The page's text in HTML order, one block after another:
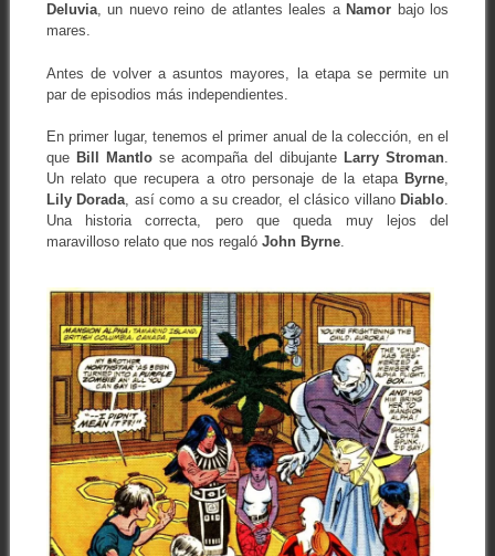
Deluvia, un nuevo reino de atlantes leales a Namor bajo los
mares.
Antes de volver a asuntos mayores, la etapa se permite un
par de episodios más independientes.
En primer lugar, tenemos el primer anual de la colección, en el
que Bill Mantlose acompaña del dibujante Larry Stroman.
Un relato que recupera a otro personaje de la etapa Byrne,
Lily Dorada, así como a su creador, el clásico villano Diablo.
Una historia correcta, pero que queda muy lejos del
maravilloso relato que nos regaló John Byrne.